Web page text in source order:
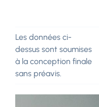
Les données ci-
dessus sont soumises
à la conception finale
sans préavis.